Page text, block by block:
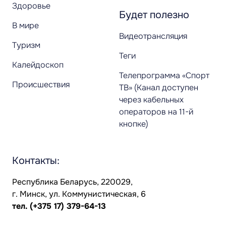
Здоровье
В мире
Туризм
Калейдоскоп
Происшествия
Будет полезно
Видеотрансляция
Теги
Телепрограмма «Спорт
ТВ» (Канал доступен
через кабельных
операторов на 11-й
кнопке)
Контакты:
Республика Беларусь, 220029,
г. Минск, ул. Коммунистическая, 6
тел. (+375 17) 379-64-13